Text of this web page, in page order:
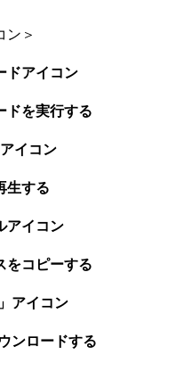
ン＞
ドアイコン
ドを実行する
イコン
生する
アイコン
をコピーする
アイコン
ンロードする